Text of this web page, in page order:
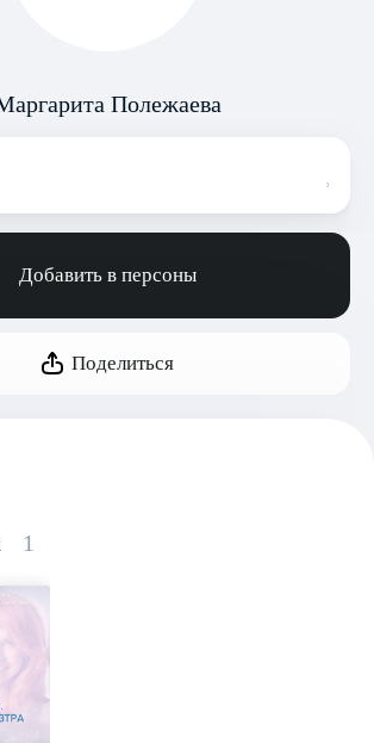
Полежаева
Добавить в персоны
Поделиться
1